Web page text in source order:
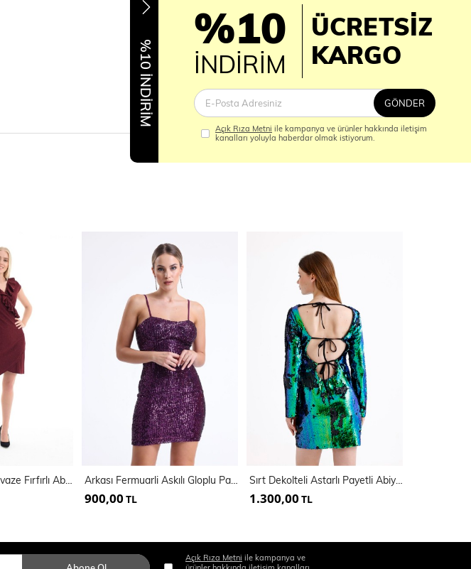
Abiye Elbise - Kruvaze Fırfırlı Abiye Elbise | Elb31420 Arkası Fermuarli Askılı Gloplu Payet Elbise | Elb35062
900,00 TL
Sırt Dekolteli Astarlı Payetli Abiye Elbise | ELB35271
1.300,00 TL
%10 İNDİRİM
%10
İNDİRİM
ÜCRETSİZ
KARGO
GÖNDER
Açık Rıza Metni ile kampanya ve ürünler hakkında iletişim
kanalları yoluyla haberdar olmak istiyorum.
Açık Rıza Metni ile kampanya ve